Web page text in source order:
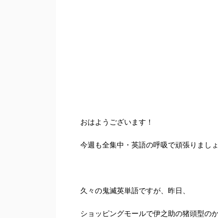
おはようございます！
今週も全集中・英語の呼吸で頑張りまし
久々の鬼滅英単語ですが、昨日、
ショッピングモールで伊之助の猪頭型の